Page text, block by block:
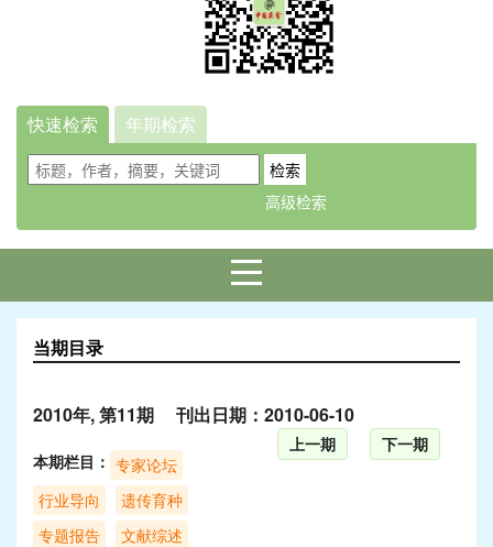
快速检索 年期检索
当期目录
2010年, 第11期 刊出日期：2010-06-10
上一期
下一期
本期栏目： 专家论坛
行业导向
遗传育种
专题报告
文献综述